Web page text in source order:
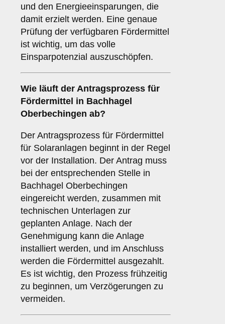
und den Energieeinsparungen, die
damit erzielt werden. Eine genaue
Prüfung der verfügbaren Fördermittel
ist wichtig, um das volle
Einsparpotenzial auszuschöpfen.
Wie läuft der Antragsprozess für
Fördermittel in Bachhagel
Oberbechingen ab?
Der Antragsprozess für Fördermittel
für Solaranlagen beginnt in der Regel
vor der Installation. Der Antrag muss
bei der entsprechenden Stelle in
Bachhagel Oberbechingen
eingereicht werden, zusammen mit
technischen Unterlagen zur
geplanten Anlage. Nach der
Genehmigung kann die Anlage
installiert werden, und im Anschluss
werden die Fördermittel ausgezahlt.
Es ist wichtig, den Prozess frühzeitig
zu beginnen, um Verzögerungen zu
vermeiden.